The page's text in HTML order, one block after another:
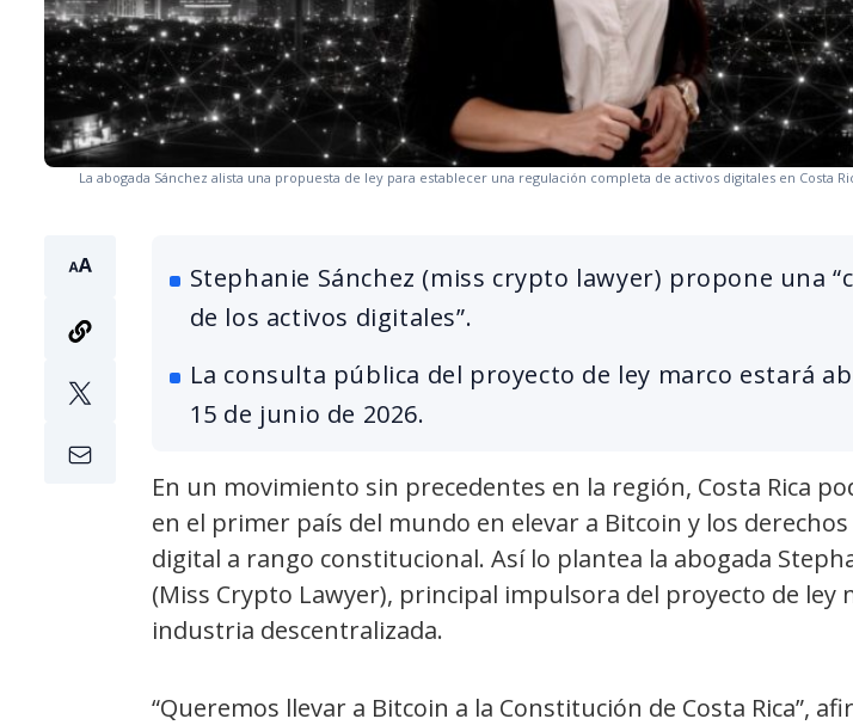
La abogada Sánchez alista una propuesta de ley para establecer una regulación completa de activos digitales en Costa
Stephanie Sánchez (miss crypto lawyer) propone una
de los activos digitales”.
La consulta pública del proyecto de ley marco estará
15 de junio de 2026.
En un movimiento sin precedentes en la región, Costa Rica
en el primer país del mundo en elevar a Bitcoin y los
digital a rango constitucional. Así lo plantea la abogada
(Miss Crypto Lawyer), principal impulsora del proyecto de ley
industria descentralizada.
“Queremos llevar a Bitcoin a la Constitución de Costa Rica”,